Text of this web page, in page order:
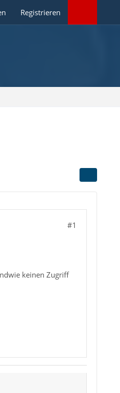
Registrieren
#1
keinen Zugriff